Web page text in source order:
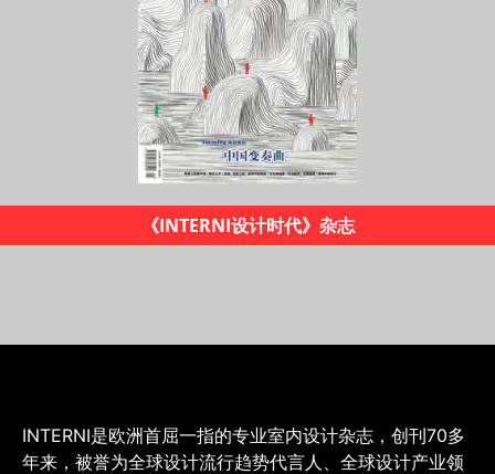
《INTERNI设计时代》杂志
INTERNI是欧洲首屈一指的专业室内设计杂志，创刊70多
年来，被誉为全球设计流行趋势代言人、全球设计产业领